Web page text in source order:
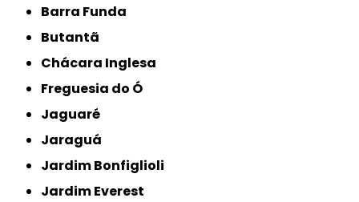
Barra Funda
Butantã
Chácara Inglesa
Freguesia do Ó
Jaguaré
Jaraguá
Jardim Bonfiglioli
Jardim Everest